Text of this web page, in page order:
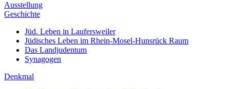
Ausstellung
Geschichte
Jüd. Leben in Laufersweiler
Jüdisches Leben im Rhein-Mosel-Hunsrück Raum
Das Landjudentum
Synagogen
Denkmal